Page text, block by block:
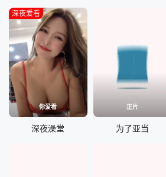
你爱看
深夜爱看
深夜澡堂
正片
为了亚当